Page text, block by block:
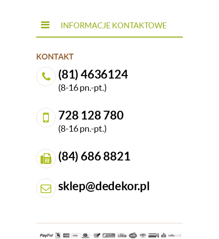
INFORMACJE KONTAKTOWE
KONTAKT
(81) 4636124
(8-16 pn.-pt.)
728 128 780
(8-16 pn.-pt.)
(84) 686 8821
sklep@dedekor.pl